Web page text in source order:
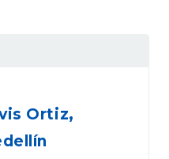
Ortiz,